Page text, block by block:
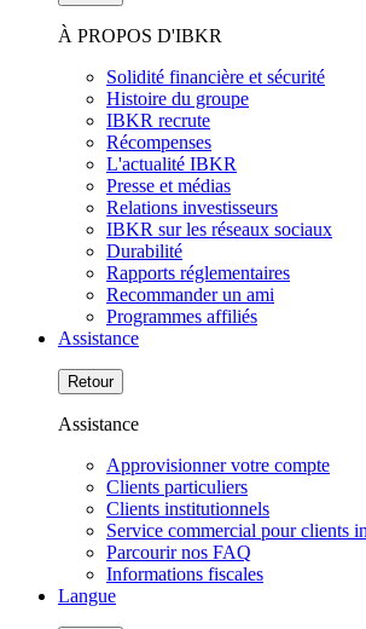
À PROPOS D'IBKR
Solidité financière et sécurité
Histoire du groupe
IBKR recrute
Récompenses
L'actualité IBKR
Presse et médias
Relations investisseurs
IBKR sur les réseaux sociaux
Durabilité
Rapports réglementaires
Recommander un ami
Programmes affiliés
Assistance
Retour
Assistance
Approvisionner votre compte
Clients particuliers
Clients institutionnels
Service commercial pour clients
Parcourir nos FAQ
Informations fiscales
Langue